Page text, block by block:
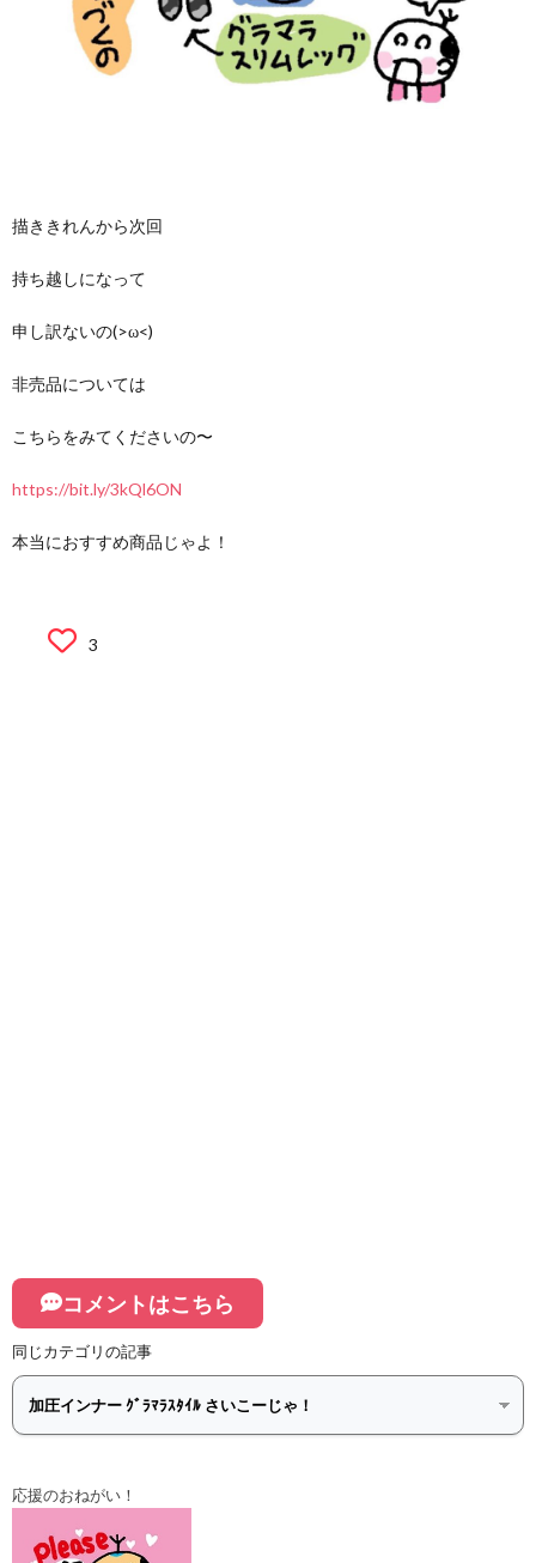
描ききれんから次回
持ち越しになって
申し訳ないの(>ω<)
非売品については
こちらをみてくださいの〜
https://bit.ly/3kQl6ON
本当におすすめ商品じゃよ！
3
コメントはこちら
同じカテゴリの記事
応援のおねがい！